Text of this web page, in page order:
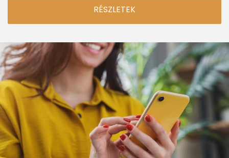
legjobban illeszkedjen.
RÉSZLETEK